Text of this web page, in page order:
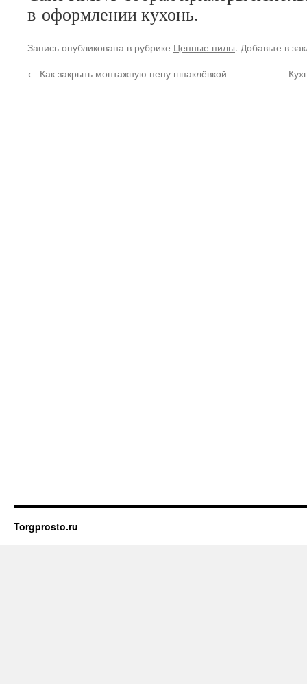
в оформлении кухонь.
Запись опубликована в рубрике Цепные пилы. Добавьте в
← Как закрыть монтажную пену шпаклёвкой
Torgprosto.ru